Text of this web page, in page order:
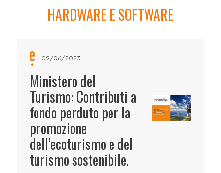
HARDWARE E SOFTWARE
09/06/2023
Ministero del
Turismo: Contributi a
fondo perduto per la
promozione
dell’ecoturismo e del
turismo sostenibile.